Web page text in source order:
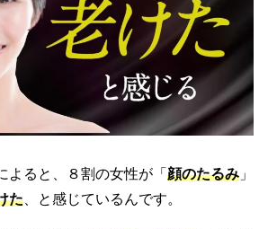
よると、８割の女性が「 顔のたるみ 」
た 、と感じているんです。